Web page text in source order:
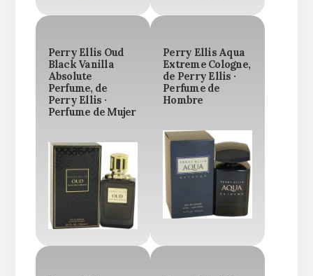
Perry Ellis Oud
Black Vanilla
Absolute
Perfume, de
Perry Ellis ·
Perfume de Mujer
Perry Ellis Aqua
Extreme Cologne,
de Perry Ellis ·
Perfume de
Hombre